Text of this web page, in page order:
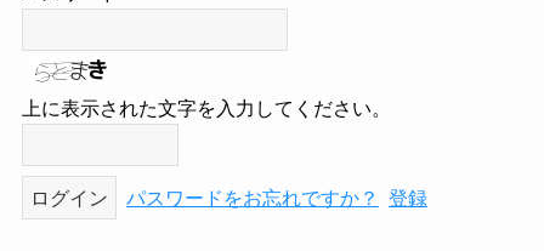
上に表示された文字を入力してください。
パスワードをお忘れですか？ 登録